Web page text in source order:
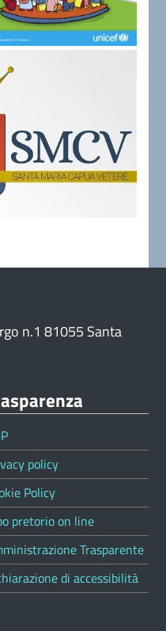
n.1 81055 Santa
policy
Policy
pretorio on line
Trasparente
di accessibilità